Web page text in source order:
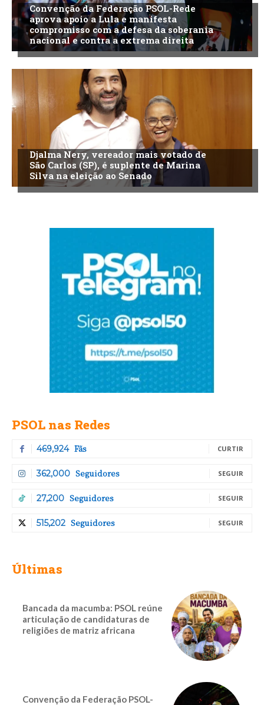
Convenção da Federação PSOL-Rede
aprova apoio a Lula e manifesta
compromisso com a defesa da soberania
nacional e contra a extrema direita
Djalma Nery, vereador mais votado de
São Carlos (SP), é suplente de Marina
Silva na eleição ao Senado
PSOL nas Redes
469,924 Fãs CURTIR
362,000 Seguidores SEGUIR
27,200 Seguidores SEGUIR
515,202 Seguidores SEGUIR
Últimas
Bancada da macumba: PSOL reúne
articulação de candidaturas de
religiões de matriz africana
Convenção da Federação PSOL-